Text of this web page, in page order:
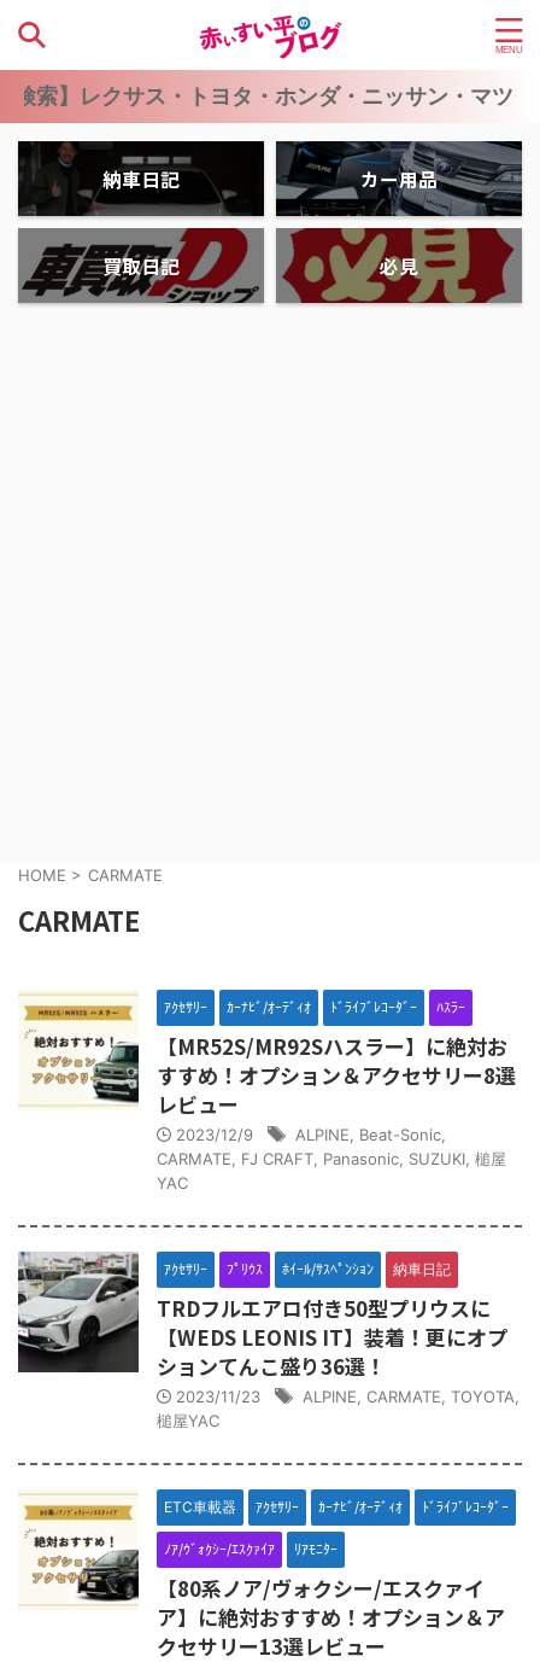
】レクサス・トヨタ・ホンダ・ニッサン・マツダ・
納車日記 カー用品
買取日記 必見
HOME > CARMATE
CARMATE
ｱｸｾｻﾘｰ ｶｰﾅﾋﾞ/ｵｰﾃﾞｨｵ ﾄﾞﾗｲﾌﾞﾚｺｰﾀﾞｰ ﾊｽﾗｰ
【MR52S/MR92Sハスラー】に絶対お
すすめ！オプション＆アクセサリー8選
レビュー
2023/12/9 ALPINE Beat-Sonic
CARMATE
FJ CRAFT Panasonic SUZUKI 槌屋
YAC
ｱｸｾｻﾘｰ ﾌﾟﾘｳｽ ﾎｲｰﾙ/ｻｽﾍﾟﾝｼｮﾝ 納車日記
TRDフルエアロ付き50型プリウスに
【WEDS LEONIS IT】装着！更にオプ
ションてんこ盛り36選！
2023/11/23 ALPINE CARMATE TOYOTA
槌屋YAC
ETC車載器 ｱｸｾｻﾘｰ ｶｰﾅﾋﾞ/ｵｰﾃﾞｨｵ ﾄﾞﾗｲﾌﾞﾚｺｰﾀﾞｰ
ﾉｱ/ｳﾞｫｸｼｰ/ｴｽｸｧｲｱ ﾘｱﾓﾆﾀｰ
【80系ノア/ヴォクシー/エスクァイ
ア】に絶対おすすめ！オプション＆ア
クセサリー13選レビュー